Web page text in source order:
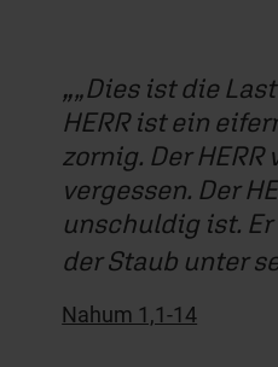
„Dies ist die
HERR ist ein
zornig. Der
vergessen. Der
unschuldig ist. Er
der Staub unter
Nahum 1,1-14